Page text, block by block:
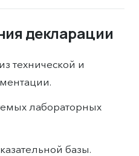
декларации
технической и
лабораторных
базы.